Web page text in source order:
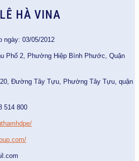
HÀ VINA
ngày: 03/05/2012
Phố 2, Phường Hiệp Bình Phước, Quận
Đường Tây Tựu, Phường Tây Tựu, quận
514 800